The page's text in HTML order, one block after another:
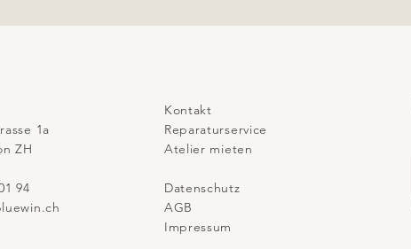
1a
ZH​
94
Kontakt
Reparaturservice
​Atelier mieten
Datenschutz
AGB
Impressum